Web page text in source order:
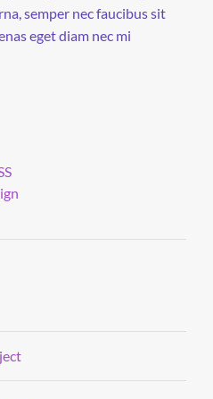
semper nec faucibus sit
eget diam nec mi